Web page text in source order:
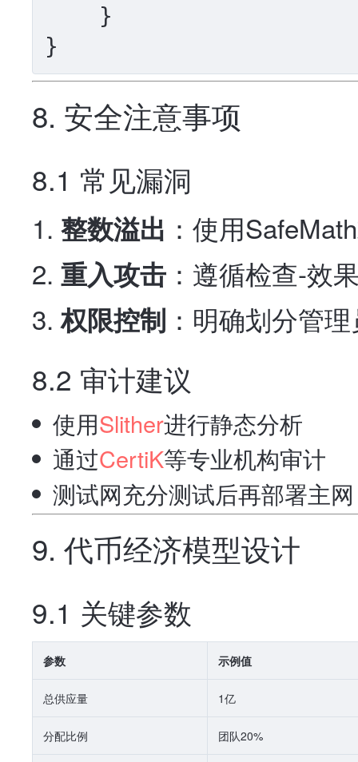
8. 安全注意事项
8.1 常见漏洞
整数溢出 ：使用
重入攻击 ：遵循检查-效
权限控制 ：明确划分管
8.2 审计建议
使用Slither进行静态分析
通过CertiK等专业机构审计
测试网充分测试后再部署主网
9. 代币经济模型设计
9.1 关键参数
参数 示例值
总供应量 1亿
分配比例 团队20%